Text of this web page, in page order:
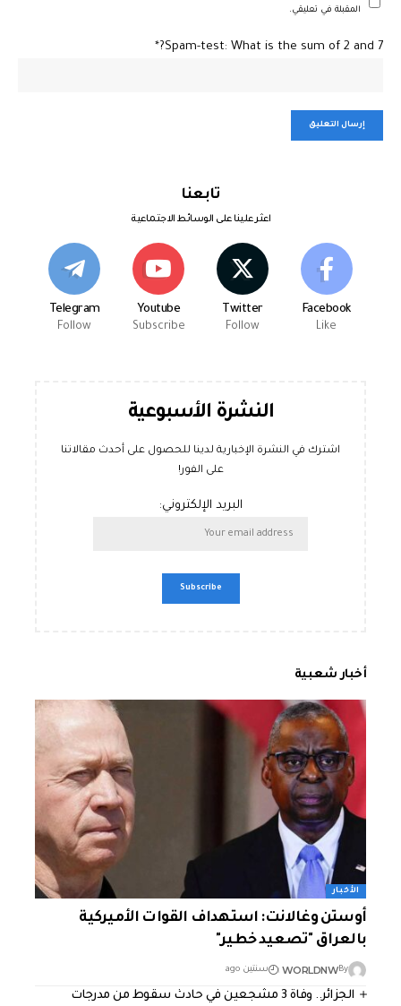
المقبلة في تعليقي.
Spam-test: What is the sum of 2 and 7?*
تابعنا
اعثر علينا على الوسائط الاجتماعية
Facebook
Like
Twitter
Follow
Youtube
Subscribe
Telegram
Follow
النشرة الأسبوعية
اشترك في النشرة الإخبارية لدينا للحصول على أحدث مقالاتنا
على الفور!
البريد الإلكتروني:
أخبار شعبية
الأخبار
أوستن وغالانت: استهداف القوات الأميركية
بالعراق "تصعيد خطير"
By
WORLDNW سنتين ago
الجزائر.. وفاة 3 مشجعين في حادث سقوط من مدرجات